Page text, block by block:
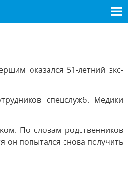
оказался 51-летний экс-
спецслужб. Медики
По словам родственников
он попытался снова получить